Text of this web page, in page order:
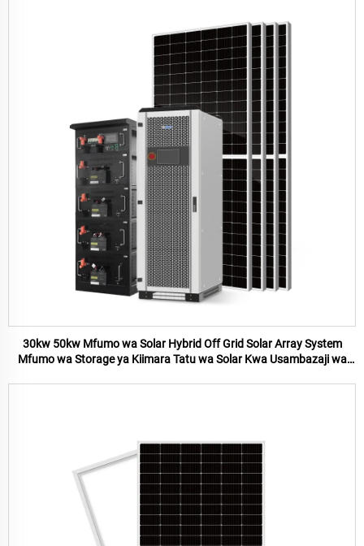
30kw 50kw Mfumo wa Solar Hybrid Off Grid Solar Array System
Mfumo wa Storage ya Kiimara Tatu wa Solar Kwa Usambazaji wa